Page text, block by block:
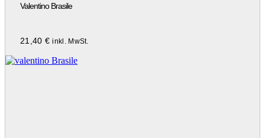
Valentino Brasile
21,40 € inkl. MwSt.